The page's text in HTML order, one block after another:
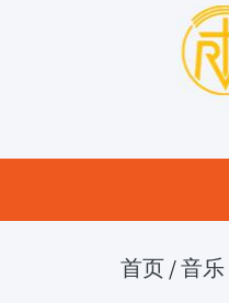
首页 /音乐